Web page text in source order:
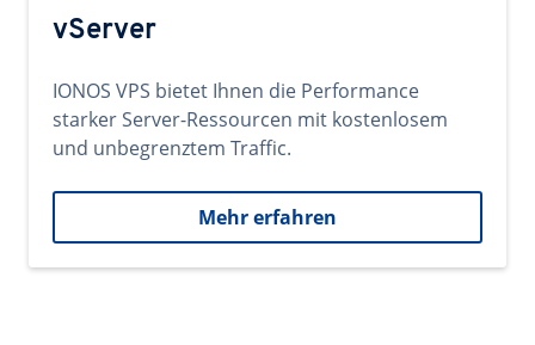
vServer
IONOS VPS bietet Ihnen die Performance
starker Server-Ressourcen mit kostenlosem
und unbegrenztem Traffic.
Mehr erfahren